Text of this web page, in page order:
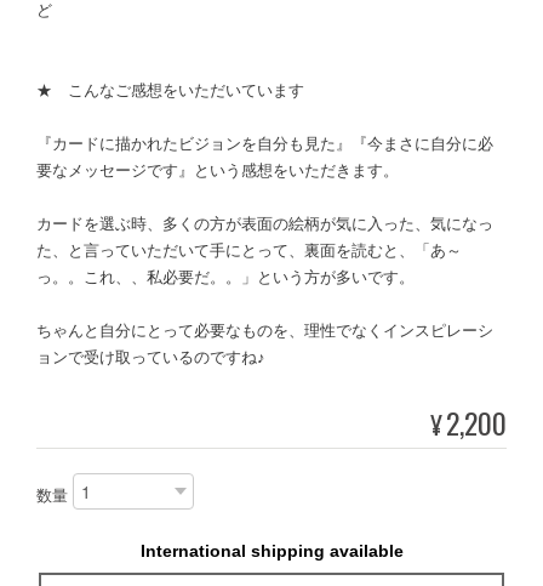
ど
★ こんなご感想をいただいています
『カードに描かれたビジョンを自分も見た』『今まさに自分に必
要なメッセージです』という感想をいただきます。
カードを選ぶ時、多くの方が表面の絵柄が気に入った、気になっ
た、と言っていただいて手にとって、裏面を読むと、「あ～
っ。。これ、、私必要だ。。」という方が多いです。
ちゃんと自分にとって必要なものを、理性でなくインスピレーシ
ョンで受け取っているのですね♪
¥2,200
数量
International shipping available